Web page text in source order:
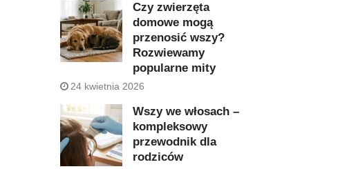
Czy zwierzęta
domowe mogą
przenosić wszy?
Rozwiewamy
popularne mity
24 kwietnia 2026
Wszy we włosach –
kompleksowy
przewodnik dla
rodziców